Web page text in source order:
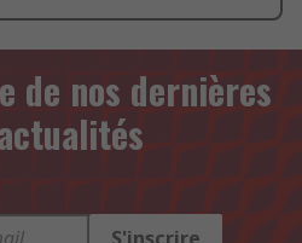
de nos dernières